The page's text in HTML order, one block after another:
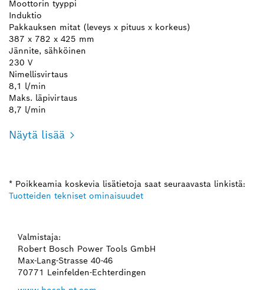
Moottorin tyyppi
Induktio
Pakkauksen mitat (leveys x pituus x korkeus)
387 x 782 x 425 mm
Jännite, sähköinen
230 V
Nimellisvirtaus
8,1 l/min
Maks. läpivirtaus
8,7 l/min
Näytä lisää
* Poikkeamia koskevia lisätietoja saat seuraavasta linkistä:
Tuotteiden tekniset ominaisuudet
Valmistaja:
Robert Bosch Power Tools GmbH
Max-Lang-Strasse 40-46
70771 Leinfelden-Echterdingen